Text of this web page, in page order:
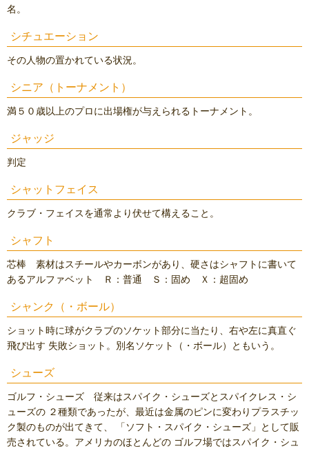
名。
シチュエーション
その人物の置かれている状況。
シニア（トーナメント）
満５０歳以上のプロに出場権が与えられるトーナメント。
ジャッジ
判定
シャットフェイス
クラブ・フェイスを通常より伏せて構えること。
シャフト
芯棒 素材はスチールやカーボンがあり、硬さはシャフトに書いて
あるアルファベット Ｒ：普通 Ｓ：固め Ｘ：超固め
シャンク（・ボール）
ショット時に球がクラブのソケット部分に当たり、右や左に真直ぐ
飛び出す 失敗ショット。別名ソケット（・ボール）ともいう。
シューズ
ゴルフ・シューズ 従来はスパイク・シューズとスパイクレス・シ
ューズの ２種類であったが、最近は金属のピンに変わりプラスチッ
ク製のものが出てきて、 「ソフト・スパイク・シューズ」として販
売されている。アメリカのほとんどの ゴルフ場ではスパイク・シュ